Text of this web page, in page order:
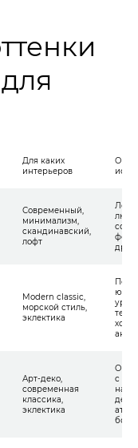
Для каких
интерьеров
Современный,
минимализм,
скандинавский,
лофт
фон
Modern classic,
морской стиль,
эклектика
Арт-деко,
современная
классика,
эклектика
с